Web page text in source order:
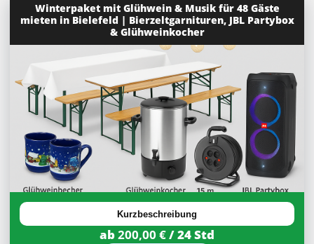
Winterpaket mit Glühwein & Musik für 48 Gäste
mieten in Bielefeld | Bierzeltgarnituren, JBL Partybox
& Glühweinkocher
Kurzbeschreibung
ab200,00 €/ 24 Std